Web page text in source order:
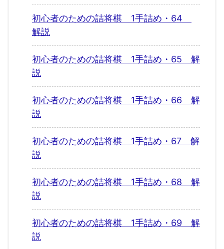
初心者のための詰将棋 1手詰め・64
解説
初心者のための詰将棋 1手詰め・65 解
説
初心者のための詰将棋 1手詰め・66 解
説
初心者のための詰将棋 1手詰め・67 解
説
初心者のための詰将棋 1手詰め・68 解
説
初心者のための詰将棋 1手詰め・69 解
説